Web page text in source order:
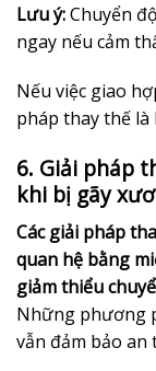
Lưu ý:Chuyển
ngay nếu cảm
Nếu việc giao
pháp thay thế là
6. Giải pháp
khi bị gãy
Các giải pháp
quan hệ bằng
giảm thiểu
Những phương
vẫn đảm bảo an